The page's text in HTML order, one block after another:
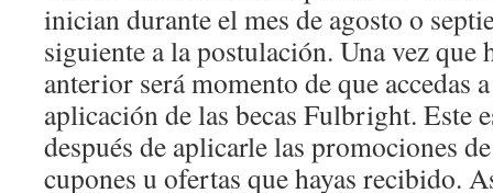
inician durante el mes de agosto o
siguiente a la postulación. Una vez que
anterior será momento de que accedas
aplicación de las becas Fulbright. Este
después de aplicarle las promociones
cupones u ofertas que hayas recibido.